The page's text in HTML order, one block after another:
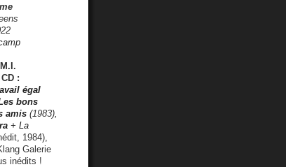
:
égal
bons
amis (1983),
+ La
1984),
Galerie
inédits !